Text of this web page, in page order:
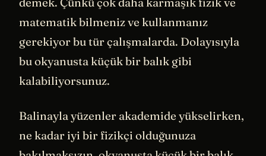
demek. Çünkü çok daha karmaşık fizik ve
matematik bilmeniz ve kullanmanız
gerekiyor bu tür çalışmalarda. Dolayısıyla
bu okyanusta küçük bir balık gibi
kalabiliyorsunuz.
Balinayla yüzenler akademide yükselirken,
ne kadar iyi bir fizikçi olduğunuza